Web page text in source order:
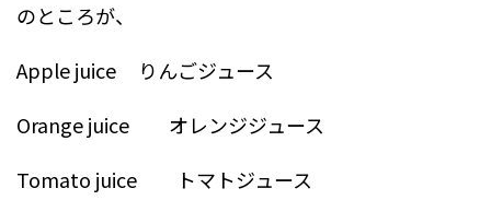
のところが、
Apple juice りんごジュース
Orange juice オレンジジュース
Tomato juice トマトジュース